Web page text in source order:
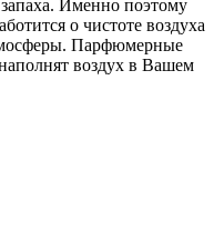
Именно поэтому
о чистоте воздуха
Парфюмерные
воздух в Вашем